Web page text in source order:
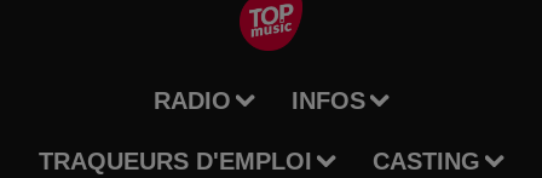
RADIO INFOS
TRAQUEURS D'EMPLOI CASTING